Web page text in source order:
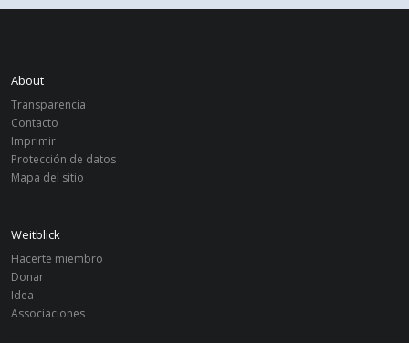
About
Transparencia
Contacto
Imprimir
Protección de datos
Mapa del sitio
Weitblick
Hacerte miembro
Donar
Idea
Associaciones